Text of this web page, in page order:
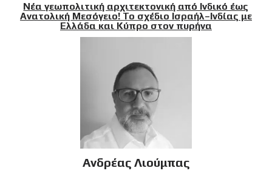
Νέα γεωπολιτική αρχιτεκτονική από Ινδικό έως
Ανατολική Μεσόγειο! Το σχέδιο Ισραήλ–Ινδίας με
Ελλάδα και Κύπρο στον πυρήνα
Ανδρέας Λιούμπας